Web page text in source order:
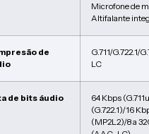
Microfone de
Altifalante
de
G.711/
LC
de bits áudio
64 Kbps
(G.722.1)/16
(MP2L2)/8 a